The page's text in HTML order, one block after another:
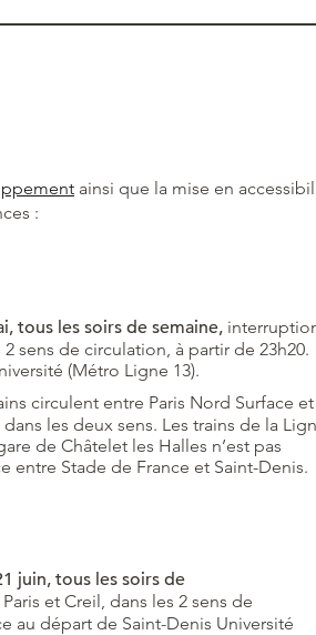
ainsi que la mise en
:
tous les soirs de semaine,
sens de circulation, à partir de 23h20.
(Métro Ligne 13).
circulent entre Paris Nord Surface et
les deux sens. Les trains de la
de Châtelet les Halles n’est pas
entre Stade de France et Saint-Denis.
juin, tous les soirs de
et Creil, dans les 2 sens de
au départ de Saint-Denis Université